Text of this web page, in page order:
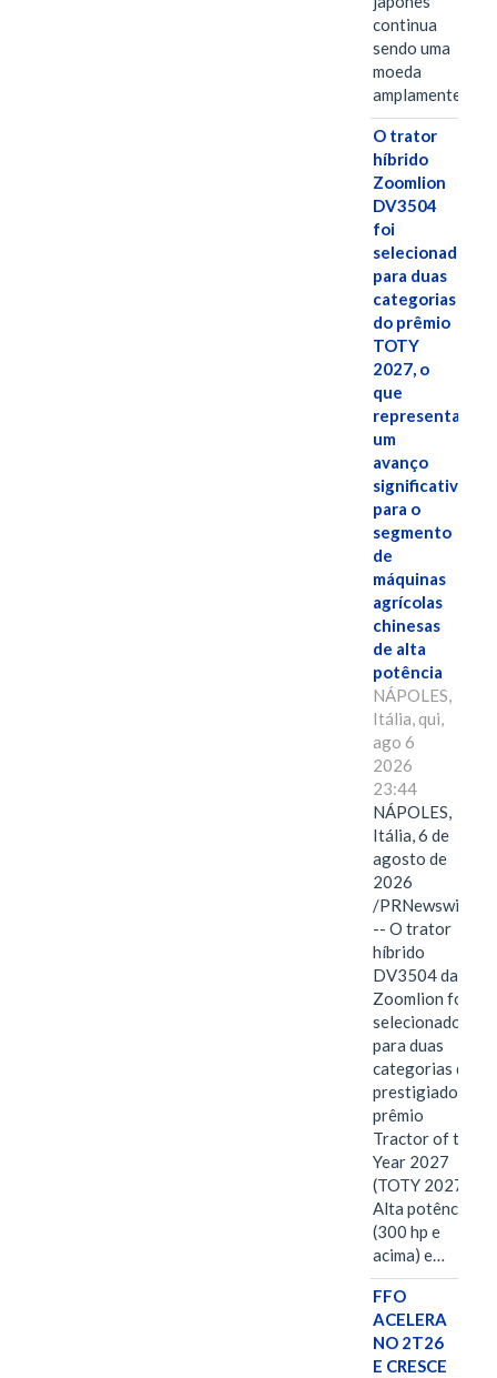
continua
sendo uma
moeda
amplamente…
O trator
híbrido
Zoomlion
DV3504
foi
selecionado
para duas
categorias
do prêmio
TOTY
2027, o
que
representa
um
avanço
significativo
para o
segmento
de
máquinas
agrícolas
chinesas
de alta
potência
NÁPOLES,
Itália, qui,
ago 6
2026
23:44
NÁPOLES,
Itália, 6 de
agosto de
2026
/PRNewswire/
-- O trator
híbrido
DV3504 da
Zoomlion foi
selecionado
para duas
categorias do
prestigiado
prêmio
Tractor of the
Year 2027
(TOTY 2027:
Alta potência
(300 hp e
acima) e…
FFO
ACELERA
NO 2T26
E CRESCE